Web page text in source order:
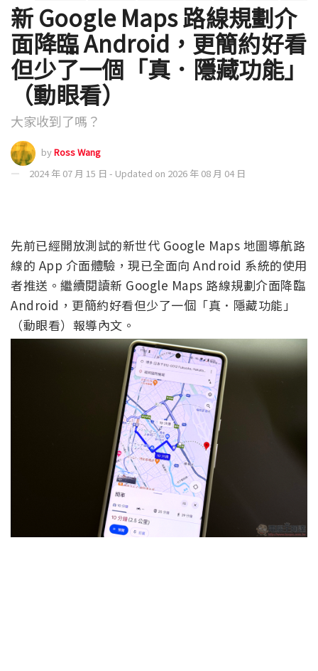
新 Google Maps 路線規劃介
面降臨 Android，更簡約好看
但少了一個「真．隱藏功能」
（動眼看）
大家收到了嗎？
byRoss Wang
2024 年 07 月 15 日 - Updated on 2026 年 08 月 04 日
先前已經開放測試的新世代 Google Maps 地圖導航路
線的 App 介面體驗，現已全面向 Android 系統的使用
者推送。繼續閱讀新 Google Maps 路線規劃介面降臨
Android，更簡約好看但少了一個「真．隱藏功能」
（動眼看）報導內文。